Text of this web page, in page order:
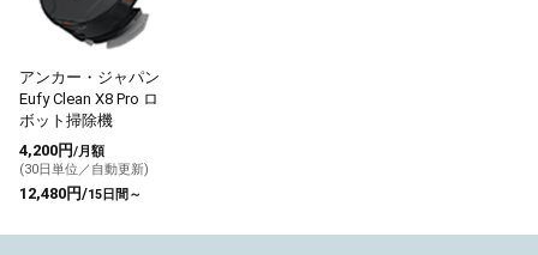
アンカー・ジャパン
Eufy Clean X8 Pro ロ
ボット掃除機
4,200円/月額
(30日単位／自動更新)
12,480円/15日間～